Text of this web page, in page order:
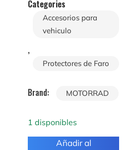
Categories
Accesorios para
vehiculo
,
Protectores de Faro
Brand: MOTORRAD
1 disponibles
Añadir al